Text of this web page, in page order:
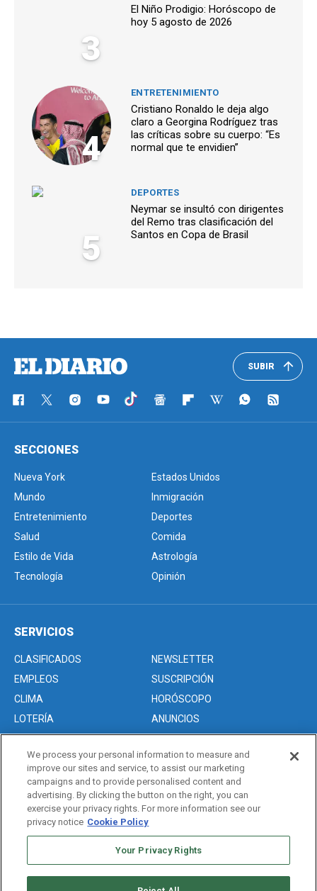
3
El Niño Prodigio: Horóscopo de
hoy 5 agosto de 2026
4
ENTRETENIMIENTO
Cristiano Ronaldo le deja algo
claro a Georgina Rodríguez tras
las críticas sobre su cuerpo: “Es
normal que te envidien”
5
DEPORTES
Neymar se insultó con dirigentes
del Remo tras clasificación del
Santos en Copa de Brasil
SUBIR
SECCIONES
Nueva York
Estados Unidos
Mundo
Inmigración
Entretenimiento
Deportes
Salud
Comida
Estilo de Vida
Astrología
Tecnología
Opinión
SERVICIOS
CLASIFICADOS
NEWSLETTER
EMPLEOS
SUSCRIPCIÓN
CLIMA
HORÓSCOPO
LOTERÍA
ANUNCIOS
Acerca de nosotros
Advertise with Us/Anuncios
Politica de Privacidad
Editorial Guidelines
We process your personal information to measure and
improve our sites and service, to assist our marketing
campaigns and to provide personalised content and
advertising. By clicking the button on the right, you can
exercise your privacy rights. For more information see our
privacy notice Cookie Policy
Your Privacy Rights